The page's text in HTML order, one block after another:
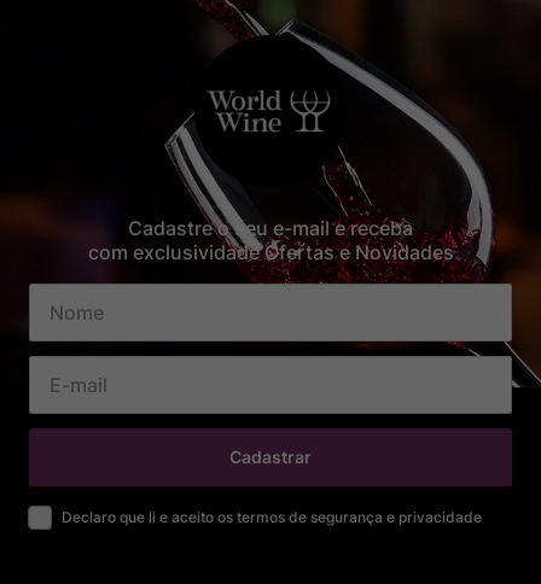
Cadastre o seu e-mail e receba
com exclusividade Ofertas e Novidades
Cadastrar
Declaro que li e aceito os termos de segurança e privacidade